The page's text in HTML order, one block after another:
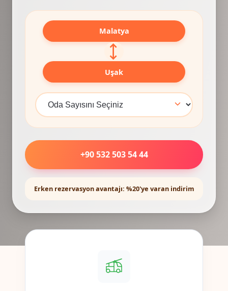
Malatya
⟷
Uşak
+90 532 503 54 44
Erken rezervasyon avantajı: %20'ye varan indirim